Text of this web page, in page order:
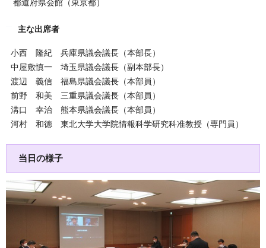
都道府県会館（東京都）
主な出席者
小西 隆紀 兵庫県議会議長（本部長）
中屋敷慎一 埼玉県議会議長（副本部長）
渡辺 義信 福島県議会議長（本部員）
前野 和美 三重県議会議長（本部員）
溝口 幸治 熊本県議会議長（本部員）
河村 和徳 東北大学大学院情報科学研究科准教授（専門員）
当日の様子